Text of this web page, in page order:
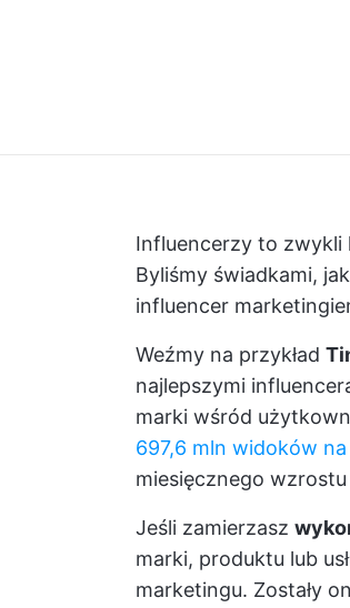
Influencerzy to zwykli
Byliśmy świadkami,
influencer
Weźmy na przykład
najlepszymi
marki wśród
697,6 mln widoków
miesięcznego
Jeśli zamierzasz
marki, produktu lub
marketingu. Zostały